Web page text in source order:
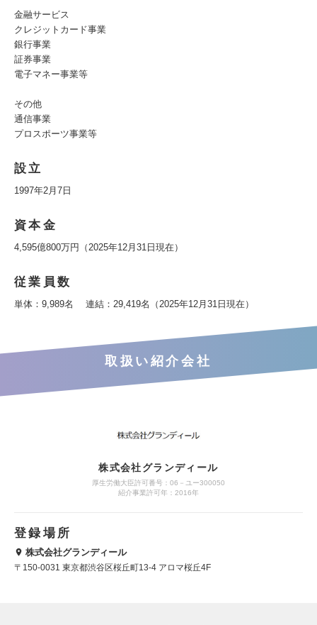
金融サービス
クレジットカード事業
銀行事業
証券事業
電子マネー事業等
その他
通信事業
プロスポーツ事業等
設立
1997年2月7日
資本金
4,595億800万円（2025年12月31日現在）
従業員数
単体：9,989名 連結：29,419名（2025年12月31日現在）
取扱い紹介会社
株式会社グランディール
厚生労働大臣許可番号：06－ユー300050
紹介事業許可年：2016年
登録場所
株式会社グランディール
〒150-0031 東京都渋谷区桜丘町13-4 アロマ桜丘4F